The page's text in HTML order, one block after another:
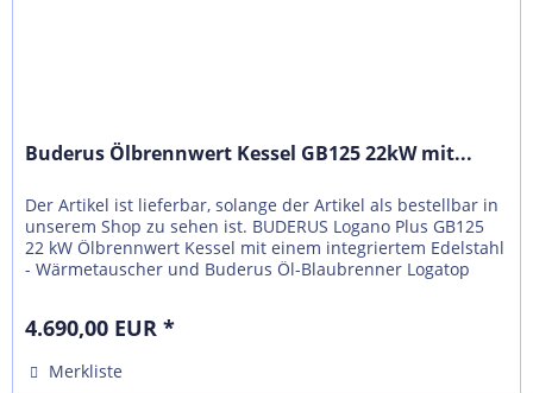
Buderus Ölbrennwert Kessel GB125 22kW mit...
Der Artikel ist lieferbar, solange der Artikel als bestellbar in
unserem Shop zu sehen ist. BUDERUS Logano Plus GB125
22 kW Ölbrennwert Kessel mit einem integriertem Edelstahl
- Wärmetauscher und Buderus Öl-Blaubrenner Logatop
4.690,00 EUR *
Merkliste